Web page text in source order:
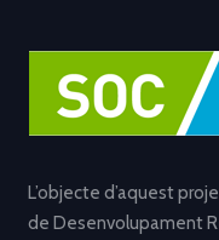
L’objecte d’aquest
de Desenvolupament